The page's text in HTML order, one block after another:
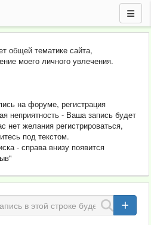
общей тематике сайта,
моего личного увлечения.
на форуме, регистрация
неприятность - Ваша запись будет
нет желания регистрироваться,
под текстом.
- справа внизу появится